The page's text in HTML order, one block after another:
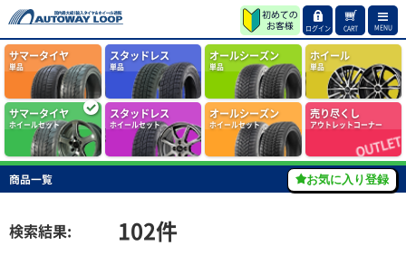
ログイン CART MENU
サマータイヤ
単品
スタッドレス
単品
オールシーズン
単品
ホイール
単品
サマータイヤ
ホイールセット
スタッドレス
ホイールセット
オールシーズン
ホイールセット
売り尽くし
アウトレットコーナー
商品一覧
検索結果: 102件
お気に入り登録